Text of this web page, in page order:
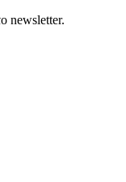
newsletter.